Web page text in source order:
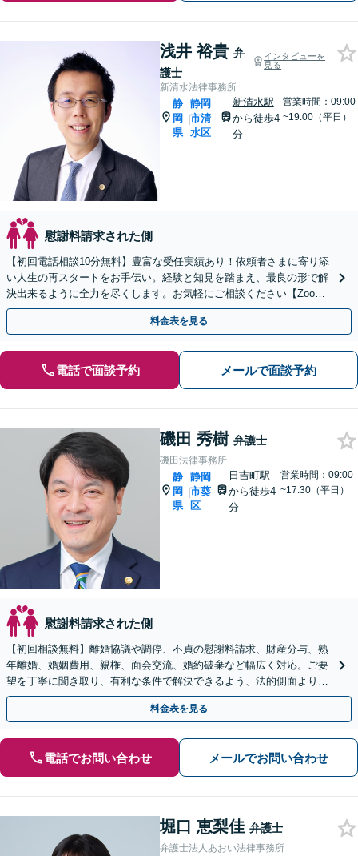
浅井 裕貴 弁
護士
インタビューを
見る
新清水法律事務所
静
岡
県
|
静岡
市清
水区
新清水駅
から徒歩4
分
営業時間：09:00
~19:00（平日）
慰謝料請求された側
【初回電話相談10分無料】豊富な受任実績あり！依頼者さまに寄り添
い人生の再スタートをお手伝い。経験と知見を踏まえ、最良の形で解
決出来るように全力を尽くします。お気軽にご相談ください【Zoom
相談可】【全国対応可】【新清水駅5分】
料金表を見る
電話で面談予約 メールで面談予約
磯田 秀樹 弁護士
磯田法律事務所
静
岡
県
|
静岡
市葵
区
日吉町駅
から徒歩4
分
営業時間：09:00
~17:30（平日）
慰謝料請求された側
【初回相談無料】離婚協議や調停、不貞の慰謝料請求、財産分与、熟
年離婚、婚姻費用、親権、面会交流、婚約破棄など幅広く対応。ご要
望を丁寧に聞き取り、有利な条件で解決できるよう、法的側面よりお
力添えいたします【完全個室で対応】
料金表を見る
電話でお問い合わせ メールでお問い合わせ
堀口 恵梨佳 弁護士
弁護士法人あおい法律事務所